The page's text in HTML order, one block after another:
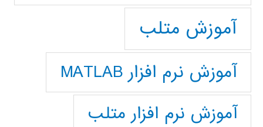
آموزش متلب
آموزش نرم افزار MATLAB
آموزش نرم افزار متلب